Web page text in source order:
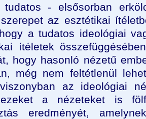
- elsősorban
az esztétikai
a tudatos ideológiai
ítéletek
hogy hasonló nézetű
még nem feltétlenül
az ideológiai
a nézeteket is
eredményét,